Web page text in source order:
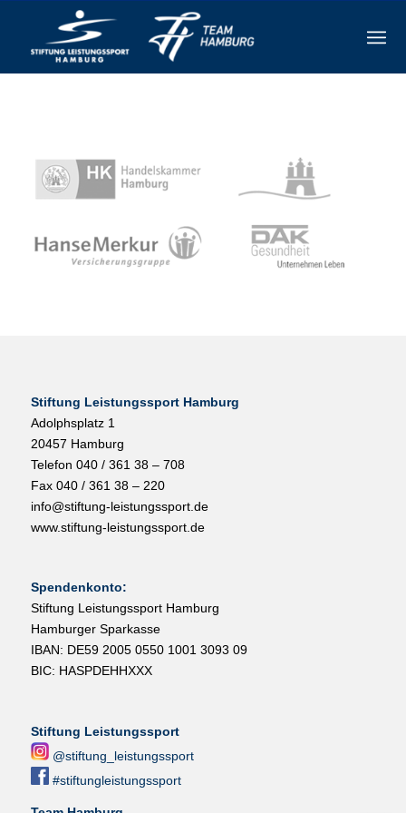
Stiftung Leistungssport Hamburg
Adolphsplatz 1
20457 Hamburg
Telefon 040 / 361 38 – 708
Fax 040 / 361 38 – 220
info@stiftung-leistungssport.de
www.stiftung-leistungssport.de
Spendenkonto:
Stiftung Leistungssport Hamburg
Hamburger Sparkasse
IBAN: DE59 2005 0550 1001 3093 09
BIC: HASPDEHHXXX
Stiftung Leistungssport
@stiftung_leistungssport
#stiftungleistungssport